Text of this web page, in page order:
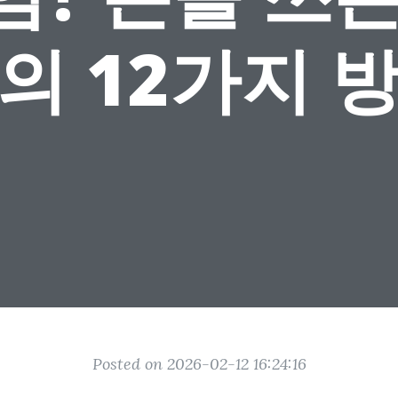
12가지
Posted on 2026-02-12 16:24:16